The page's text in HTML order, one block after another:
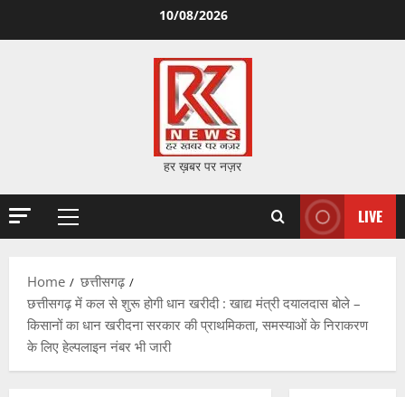
10/08/2026
हर ख़बर पर नज़र
Primary
LIVE
Home
छत्तीसगढ़
छत्तीसगढ़ में कल से शुरू होगी धान खरीदी : खाद्य मंत्री दयालदास बोले –
किसानों का धान खरीदना सरकार की प्राथमिकता, समस्याओं के निराकरण
के लिए हेल्पलाइन नंबर भी जारी